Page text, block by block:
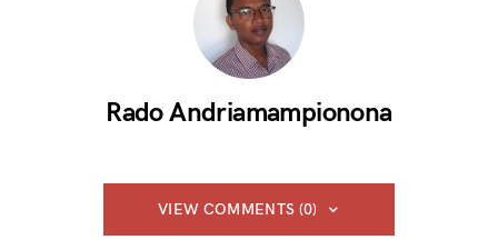
Rado Andriamampionona
VIEW COMMENTS (0)